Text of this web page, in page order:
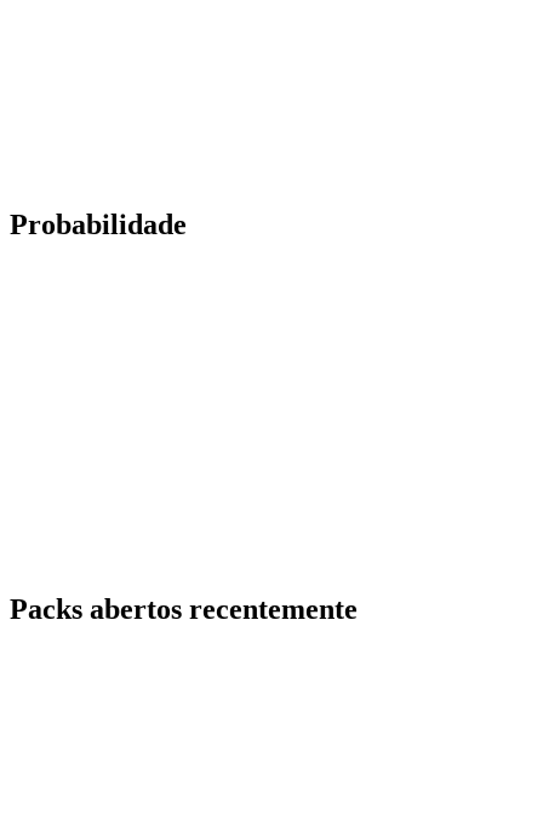
Probabilidade
Packs abertos recentemente